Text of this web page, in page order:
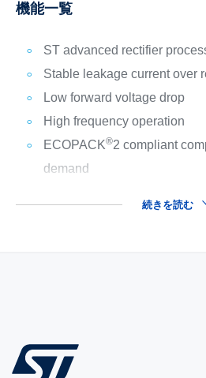
機能一覧
ST advanced rectifier
Stable leakage current over
Low forward voltage drop
High frequency operation
ECOPACK®2 compliant
demand
続きを読む